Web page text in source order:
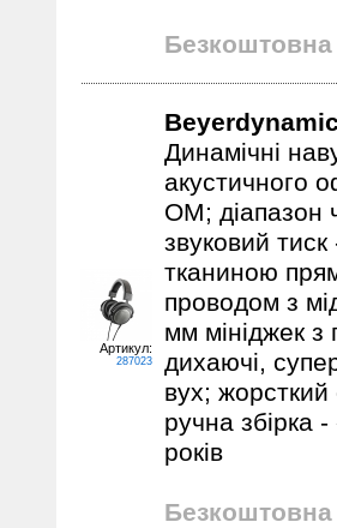
Безкоштовна
Артикул:
287023
Динамічні
акустичного
ОМ; діапазон
звуковий
тканиною
проводом з
мм мініджек
дихаючі,
вух;
ручна збірка
років
Безкоштовна